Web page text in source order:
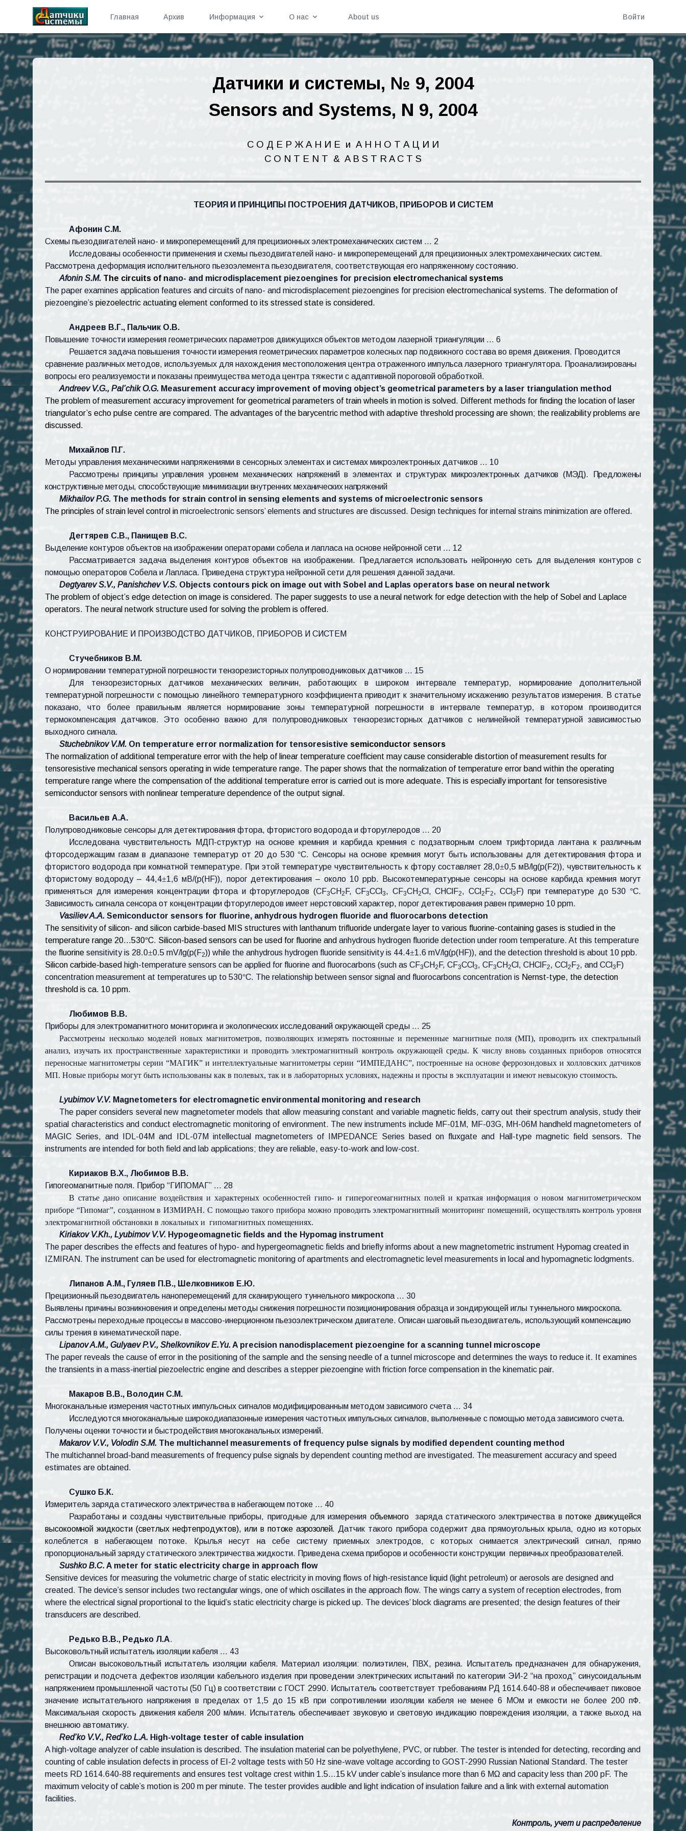
Главная Архив Информация О нас About us Войти
Датчики и системы, № 9, 2004
Sensors and Systems, N 9, 2004
С О Д Е Р Ж А Н И Е и А Н Н О Т А Ц И И
C O N T E N T & A B S T R A C T S
ТЕОРИЯ И ПРИНЦИПЫ ПОСТРОЕНИЯ ДАТЧИКОВ, ПРИБОРОВ И СИСТЕМ
Афонин С.М.
Схемы пьезодвигателей нано- и микроперемещений для прецизионных электромеханических систем … 2
Исследованы особенности применения и схемы пьезодвигателей нано- и микроперемещений для прецизионных электромеханических систем.
Рассмотрена деформация исполнительного пьезоэлемента пьезодвигателя, соответствующая его напряженному состоянию.
Afonin S.M. The circuits of nano- and microdisplacement piezoengines for precision electromechanical systems
The paper examines application features and circuits of nano- and microdisplacement piezoengines for precision electromechanical systems. The deformation of
piezoengine’s piezoelectric actuating element conformed to its stressed state is considered.
Андреев В.Г., Пальчик О.В.
Повышение точности измерения геометрических параметров движущихся объектов методом лазерной триангуляции … 6
Решается задача повышения точности измерения геометрических параметров колесных пар подвижного состава во время движения. Проводится
сравнение различных методов, используемых для нахождения местоположения центра отраженного импульса лазерного триангулятора. Проанализированы
вопросы его реализуемости и показаны преимущества метода центра тяжести с адаптивной пороговой обработкой.
AndreevV.G., Pal’chik O.G. Measurement accuracy improvement of moving object’s geometrical parameters by a laser triangulation method
The problem of measurement accuracy improvement for geometrical parameters of train wheels in motion is solved. Different methods for finding the location of laser
triangulator’s echo pulse centre are compared. The advantages of the barycentric method with adaptive threshold processing are shown; the realizability problems are
discussed.
Михайлов П.Г.
Методы управления механическими напряжениями в сенсорных элементах и системах микроэлектронных датчиков … 10
Рассмотрены принципы управления уровнем механических напряжений в элементах и структурах микроэлектронных датчиков (МЭД). Предложены
конструктивные методы, способствующие минимизации внутренних механических напряжений
MikhailovP.G. The methods for strain control in sensing elements and systems of microelectronic sensors
The principles of strain level control in microelectronic sensors’ elements and structures are discussed. Design techniques for internal strains minimization are offered.
Дегтярев С.В., Панищев В.С.
Выделение контуров объектов на изображении операторами собела и лапласа на основе нейронной сети … 12
Рассматривается задача выделения контуров объектов на изображении. Предлагается использовать нейронную сеть для выделения контуров с
помощью операторов Собела и Лапласа. Приведена структура нейронной сети для решения данной задачи.
Degtyarev S.V., Panishchev V.S. Objects contours pick on image out with Sobel and Laplas operators base on neural network
The problem of object’s edge detection on image is considered. The paper suggests to use a neural network for edge detection with the help of Sobel and Laplace
operators. The neural network structure used for solving the problem is offered.
КОНСТРУИРОВАНИЕ И ПРОИЗВОДСТВО ДАТЧИКОВ, ПРИБОРОВ И СИСТЕМ
Стучебников В.М.
О нормировании температурной погрешности тензорезисторных полупроводниковых датчиков … 15
Для тензорезисторных датчиков механических величин, работающих в широком интервале температур, нормирование дополнительной
температурной погрешности с помощью линейного температурного коэффициента приводит к значительному искажению результатов измерения. В статье
показано, что более правильным является нормирование зоны температурной погрешности в интервале температур, в котором производится
термокомпенсация датчиков. Это особенно важно для полупроводниковых тензорезисторных датчиков с нелинейной температурной зависимостью
выходного сигнала.
Stuchebnikov V.M. On temperature error normalization for tensoresistivesemiconductor sensors
The normalization of additional temperature error with the help of linear temperature coefficient may cause considerable distortion of measurement results for
tensoresistive mechanical sensors operating in wide temperature range. The paper shows that the normalization of temperature error band within the operating
temperature range where the compensation of the additional temperature error is carried out is more adequate. This is especially important for tensoresistive
semiconductor sensors with nonlinear temperature dependence of the output signal.
Васильев А.А.
Полупроводниковые сенсоры для детектирования фтора, фтористого водорода и фторуглеродов … 20
Исследована чувствительность МДП-структур на основе кремния и карбида кремния с подзатворным слоем трифторида лантана к различным
фторсодержащим газам в диапазоне температур от 20 до 530°C. Сенсоры на основе кремния могут быть использованы для детектирования фтора и
фтористого водорода при комнатной температуре. При этой температуре чувствительность к фтору составляет 28,0±0,5 мВ/lg(p(F2)), чувствительность к
фтористому водороду – 44,4±1,6 мВ/(p(HF)), порог детектирования – около 10 ppb. Высокотемпературные сенсоры на основе карбида кремния могут
применяться для измерения концентрации фтора и фторуглеродов (CF3CH2 F, CF3CCl3, CF3CH2Cl, CHClF2, CCl 2 F2, CCl3 F) при температуре до 530°C.
Зависимость сигнала сенсора от концентрации фторуглеродов имеет нерстовский характер, порог детектирования равен примерно 10 ppm.
Vasiliev A.A. Semiconductor sensors for fluorine, anhydrous hydrogen fluoride and fluorocarbons detection
The sensitivity of silicon- and silicon carbide-based MIS structures with lanthanum trifluoride undergate layer to various fluorine-containing gases is studied in the
temperature range 20…530°C. Silicon-based sensors can be used for fluorine and anhydrous hydrogen fluoride detection under room temperature. At this temperature
the fluorine sensitivity is 28.0±0.5 mV/lg(p(F2)) while the anhydrous hydrogen fluoride sensitivity is 44.4±1.6 mV/lg(p(HF)), and the detection threshold is about 10 ppb.
Silicon carbide-based high-temperature sensors can be applied for fluorine and fluorocarbons (such as CF3CH2 F, CF3CCl 3, CF3CH2Cl, CHClF2, CCl 2 F2, and CCl 3 F)
concentration measurement at temperatures up to 530°C. The relationship between sensor signal and fluorocarbons concentration is Nernst-type, the detection
threshold is ca. 10 ppm.
Любимов В.В.
Приборы для электромагнитного мониторинга и экологических исследований окружающей среды … 25
Рассмотрены несколько моделей новых магнитометров, позволяющих измерять постоянные и переменные магнитные поля (МП), проводить их спектральный
анализ, изучать их пространственные характеристики и проводить электромагнитный контроль окружающей среды. К числу вновь созданных приборов относятся
переносные магнитометры серии “МАГИК” и интеллектуальные магнитометры серии “ИМПЕДАНС”, построенные на основе феррозондовых и холловских датчиков
МП. Новые приборы могут быть использованы как в полевых, так и в лабораторных условиях, надежны и просты в эксплуатации и имеют невысокую стоимость.
Lyubimov V.V. Magnetometers for electromagnetic environmental monitoring and research
The paper considers several new magnetometer models that allow measuring constant and variable magnetic fields, carry out their spectrum analysis, study their
spatial characteristics and conduct electromagnetic monitoring of environment. The new instruments include MF-01M, MF-03G, MH-06M handheld magnetometers of
MAGIC Series, and IDL-04M and IDL-07M intellectual magnetometers of
IMPEDANCE Series
based on fluxgate and Hall-type magnetic field sensors. The
instruments are intended for both field and lab applications; they are reliable, easy-to-work and low-cost.
Кириаков В.Х., Любимов В.В.
Гипогеомагнитные поля. Прибор “ГИПОМАГ” … 28
В статье дано описание воздействия и характерных особенностей гипо- и гиперогеомагнитных полей и краткая информация о новом магнитометрическом
приборе “Гипомаг”, созданном в ИЗМИРАН. С помощью такого прибора можно проводить электромагнитный мониторинг помещений, осуществлять контроль уровня
электромагнитной обстановки в локальных и гипомагнитных помещениях.
Kiriakov V.Kh., Lyubimov V.V. Hypogeomagnetic fields and the Hypomag instrument
The paper describes the effects and features of hypo- and hypergeomagnetic fields and briefly informs about a new magnetometric instrument Hypomag created in
IZMIRAN. The instrument can be used for electromagnetic monitoring of apartments and electromagnetic level measurements in local and hypomagnetic lodgments.
Липанов А.М., Гуляев П.В., Шелковников Е.Ю.
Прецизионный пьезодвигатель наноперемещений для сканирующего туннельного микроскопа … 30
Выявлены причины возникновения и определены методы снижения погрешности позиционирования образца и зондирующей иглы туннельного микроскопа.
Рассмотрены переходные процессы в массово-инерционном пьезоэлектрическом двигателе. Описан шаговый пьезодвигатель, использующий компенсацию
силы трения в кинематической паре.
Lipanov A.M., Gulyaev P.V., Shelkovnikov E.Yu. A precision nanodisplacement piezoengine for a scanning tunnel microscope
The paper reveals the cause of error in the positioning of the sample and the sensing needle of a tunnel microscope and determines the ways to reduce it. It examines
the transients in a mass-inertial piezoelectric engine and describes a stepper piezoengine with friction force compensation in the kinematic pair.
Макаров В.В., Володин С.М.
Многоканальные измерения частотных импульсных сигналов модифицированным методом зависимого счета … 34
Исследуются многоканальные широкодиапазонные измерения частотных импульсных сигналов, выполненные с помощью метода зависимого счета.
Получены оценки точности и быстродействия многоканальных измерений.
Makarov V.V., Volodin S.M. The multichannel measurements of frequency pulse signals by modified dependent counting method
The multichannel broad-band measurements of frequency pulse signals by dependent counting method are investigated. The measurement accuracy and speed
estimates are obtained.
Сушко Б.К.
Измеритель заряда статического электричества в набегающем потоке … 40
Разработаны и созданы чувствительные приборы, пригодные для измерения объемного заряда статического электричества в потоке движущейся
высокоомной жидкости (светлых нефтепродуктов), или в потокеаэрозолей. Датчик такого прибора содержит два прямоугольных крыла, одно из которых
колеблется в набегающем потоке. Крылья несут на себе систему приемных электродов, с которых снимается электрический сигнал, прямо
пропорциональный заряду статического электричества жидкости. Приведена схема приборов и особенности конструкции первичных преобразователей.
Sushko B.C. A meter for static electricity charge in approach flow
Sensitive devices for measuring the volumetric charge of static electricity in moving flows of high-resistance liquid (light petroleum) or aerosols are designed and
created. The device’s sensor includes two rectangular wings, one of which oscillates in the approach flow. The wings carry a system of reception electrodes, from
where the electrical signal proportional to the liquid’s static electricity charge is picked up. The devices’ block diagrams are presented; the design features of their
transducers are described.
Редько В.В., Редько Л.А.
Высоковольтный испытатель изоляции кабеля … 43
Описан высоковольтный испытатель изоляции кабеля. Материал изоляции: полиэтилен, ПВХ, резина. Испытатель предназначен для обнаружения,
регистрации и подсчета дефектов изоляции кабельного изделия при проведении электрических испытаний по категории ЭИ-2 “на проход” синусоидальным
напряжением промышленной частоты (50 Гц) в соответствии с ГОСТ 2990. Испытатель соответствует требованиям РД 1614.640-88 и обеспечивает пиковое
значение испытательного напряжения в пределах от 1,5 до 15 кВ при сопротивлении изоляции кабеля не менее 6 МОм и емкости не более 200 пФ.
Максимальная скорость движения кабеля 200 м/мин. Испытатель обеспечивает звуковую и световую индикацию повреждения изоляции, а также выход на
внешнюю автоматику.
Red’ko V.V., Red’ko L.A. High-voltage tester of cable insulation
A high-voltage analyzer of cable insulation is described. The insulation material can be polyethylene, PVC, or rubber. The tester is intended for detecting, recording and
counting of cable insulation defects in process of EI-2 voltage tests with 50 Hz sine-wave voltage according to GOST-2990 Russian National Standard. The tester
meets RD 1614.640-88 requirements and ensures test voltage crest within 1.5…15 kV under cable’s insulance more than 6 MΩ and capacity less than 200 pF. The
maximum velocity of cable’s motion is 200 m per minute. The tester provides audible and light indication of insulation failure and a link with external automation
facilities.
Контроль, учет и распределение